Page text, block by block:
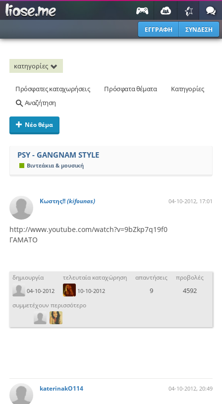
ΕΓΓΡΑΦΗ ΣΥΝΔΕΣΗ
κατηγορίες
Πρόσφατες καταχωρήσεις Πρόσφατα θέματα
Κατηγορίες
Αναζήτηση
Νέο θέμα
PSY - GANGNAM STYLE
Βιντεάκια & μουσική
Κωστης!!(kifounas) 04-10-2012, 17:01
http://www.youtube.com/watch?v=9bZkp7q19f0
ΓΑΜΑΤΟ
δημιουργία
04-10-2012
τελευταία καταχώρηση
10-10-2012
απαντήσεις
9
προβολές
4592
συμμετέχουν περισσότερο
katerinakO114 04-10-2012, 20:49